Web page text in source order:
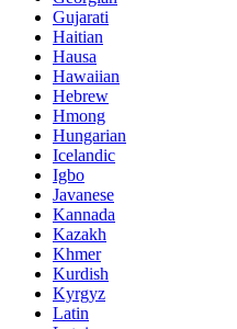
Gujarati
Haitian
Hausa
Hawaiian
Hebrew
Hmong
Hungarian
Icelandic
Igbo
Javanese
Kannada
Kazakh
Khmer
Kurdish
Kyrgyz
Latin